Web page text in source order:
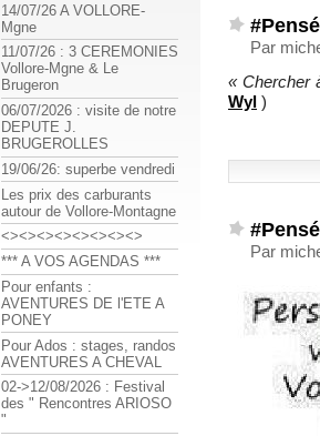
Par
« Chercher
Wyl )
Par
14/07/26 A VOLLORE-
Mgne
11/07/26 : 3 CEREMONIES
Vollore-Mgne & Le
Brugeron
06/07/2026 : visite de notre
DEPUTE J.
BRUGEROLLES
19/06/26: superbe vendredi
Les prix des carburants
autour de Vollore-Montagne
<><><><><><><><>
*** A VOS AGENDAS ***
Pour enfants :
AVENTURES DE l'ETE A
PONEY
Pour Ados : stages, randos
AVENTURES A CHEVAL
02->12/08/2026 : Festival
des " Rencontres ARIOSO
"